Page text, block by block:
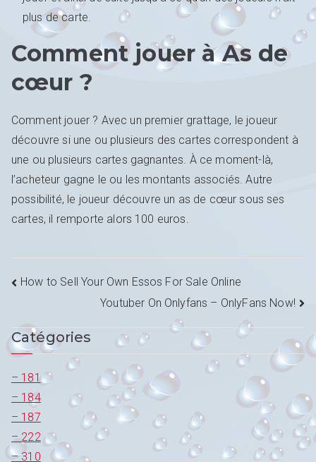
plus de carte.
Comment jouer à As de
cœur ?
Comment jouer ? Avec un premier grattage, le joueur
découvre si une ou plusieurs des cartes correspondent à
une ou plusieurs cartes gagnantes. À ce moment-là,
l’acheteur gagne le ou les montants associés. Autre
possibilité, le joueur découvre un as de cœur sous ses
cartes, il remporte alors 100 euros.
Navigation
l’article
How to Sell Your Own Essos For Sale Online
Youtuber On Onlyfans – OnlyFans Now!
Catégories
– 181
– 184
– 187
– 222
– 310